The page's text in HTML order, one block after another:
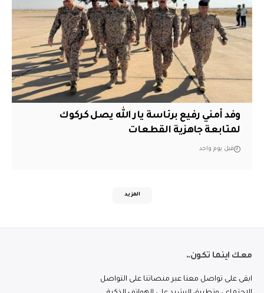
وفد أمني رفيع برئاسة يار الله يصل كركوك
لمتابعة جاهزية القطعات
قبل يوم واحد
المزيد
معك اينما تكون..
ابقى على تواصل معنا عبر منصاتنا على التواصل